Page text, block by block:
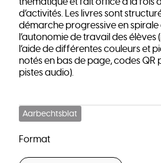
d’activités. Les livres sont
démarche progressive en
l’autonomie de travail des
l’aide de différentes couleurs et
notés en bas de page, codes
pistes audio).
Aarbechtsblat
Format